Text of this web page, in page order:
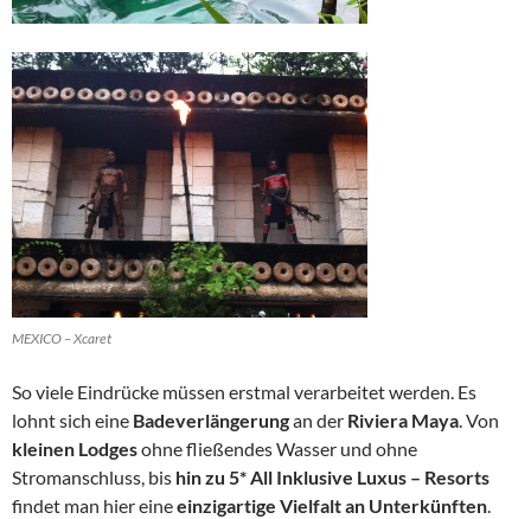
MEXICO – Xcaret
So viele Eindrücke müssen erstmal verarbeitet werden. Es
lohnt sich eine Badeverlängerungan der Riviera Maya . Von
kleinen Lodgesohne fließendes Wasser und ohne
Stromanschluss, bis hin zu 5* All Inklusive Luxus – Resorts
findet man hier eineeinzigartige Vielfalt an Unterkünften